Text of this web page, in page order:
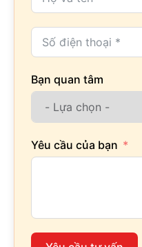
Bạn quan tâm
Yêu cầu của bạn